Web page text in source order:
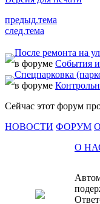
предыд.тема
след.тема
После ремонта на
в форуме События
Спецпарковка
в форуме
Сейчас этот форум
НОВОСТИ ФОРУМ
О